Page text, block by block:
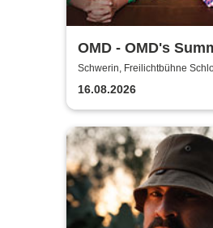
OMD - OMD's
Schwerin, Freilichtbühne
16.08.2026